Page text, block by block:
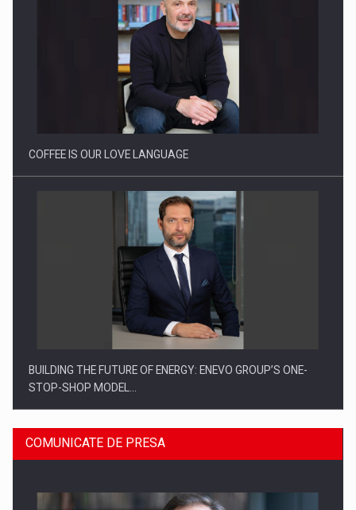
Proteinmaxxing and the Future of Protein Demand
COFFEE IS OUR LOVE LANGUAGE
BUILDING THE FUTURE OF ENERGY: ENEVO GROUP’S ONE-
STOP-SHOP MODEL…
COMUNICATE DE PRESA